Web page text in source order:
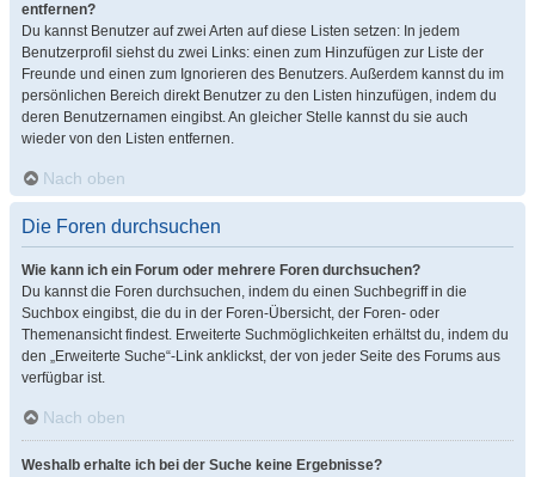
entfernen?
Du kannst Benutzer auf zwei Arten auf diese Listen setzen: In jedem
Benutzerprofil siehst du zwei Links: einen zum Hinzufügen zur Liste der
Freunde und einen zum Ignorieren des Benutzers. Außerdem kannst du im
persönlichen Bereich direkt Benutzer zu den Listen hinzufügen, indem du
deren Benutzernamen eingibst. An gleicher Stelle kannst du sie auch
wieder von den Listen entfernen.
Nach oben
Die Foren durchsuchen
Wie kann ich ein Forum oder mehrere Foren durchsuchen?
Du kannst die Foren durchsuchen, indem du einen Suchbegriff in die
Suchbox eingibst, die du in der Foren-Übersicht, der Foren- oder
Themenansicht findest. Erweiterte Suchmöglichkeiten erhältst du, indem du
den „Erweiterte Suche“-Link anklickst, der von jeder Seite des Forums aus
verfügbar ist.
Nach oben
Weshalb erhalte ich bei der Suche keine Ergebnisse?